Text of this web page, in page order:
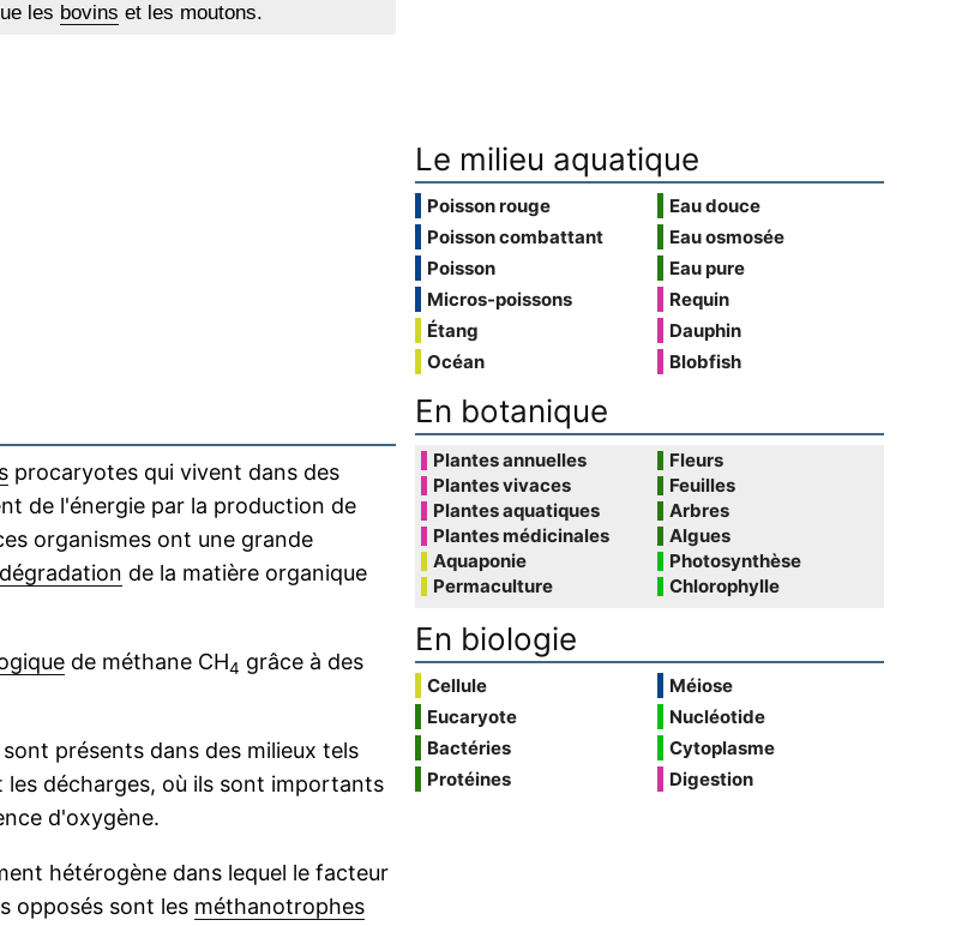
les bovins et les moutons.
procaryotes qui vivent dans des
de l'énergie par la production de
organismes ont une grande
dégradation de la matière organique
de méthane CH4 grâce à des
présents dans des milieux tels
les décharges, où ils sont importants
d'oxygène.
hétérogène dans lequel le facteur
opposés sont les méthanotrophes
Le milieu aquatique
Poisson rouge
Poisson combattant
Poisson
Micros-poissons
Étang
Océan
Eau douce
Eau osmosée
Eau pure
Requin
Dauphin
Blobfish
En botanique
Plantes annuelles
Plantes vivaces
Plantes aquatiques
Plantes médicinales
Aquaponie
Permaculture
Fleurs
Feuilles
Arbres
Algues
Photosynthèse
Chlorophylle
En biologie
Cellule
Eucaryote
Bactéries
Protéines
Méiose
Nucléotide
Cytoplasme
Digestion